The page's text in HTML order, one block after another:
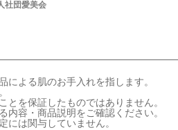
社団愛美会
による肌のお手入れを指します。
とを保証したものではありません。
内容・商品説明をご確認ください。
には関与していません。